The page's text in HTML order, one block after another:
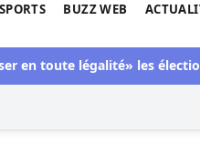
SPORTS BUZZ WEB
légalité» les élections